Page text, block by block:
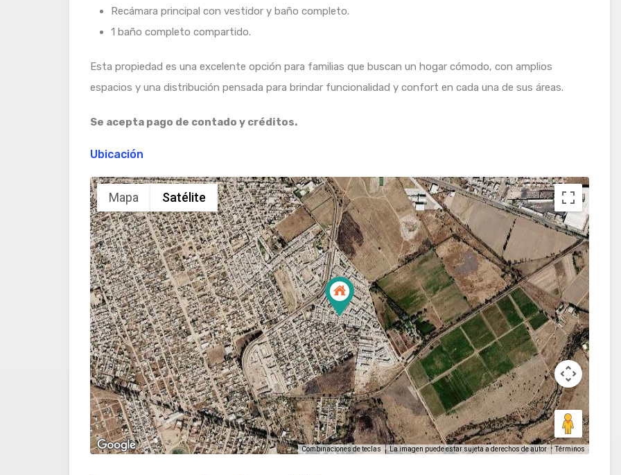
Recámara principal con vestidor y baño completo.
1 baño completo compartido.
Esta propiedad es una excelente opción para familias que buscan un hogar cómodo, con amplios
espacios y una distribución pensada para brindar funcionalidad y confort en cada una de sus áreas.
Se acepta pago de contado y créditos.
Ubicación
Mapa Satélite
Combinaciones de teclas La imagen puede estar sujeta a derechos de autor Términos